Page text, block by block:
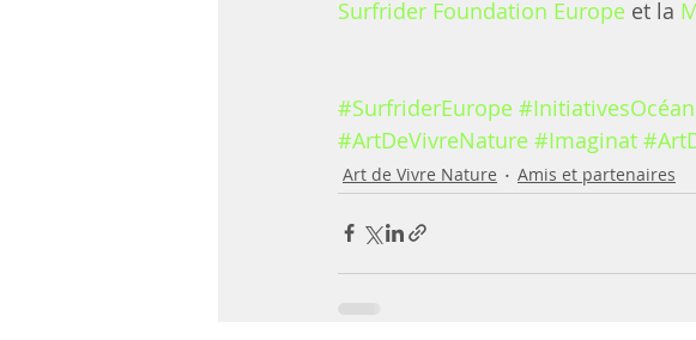
Surfrider Foundation Europe et la
#SurfriderEurope
#ArtDeVivreNature #Imaginat
Art de Vivre Nature Amis et partenaires